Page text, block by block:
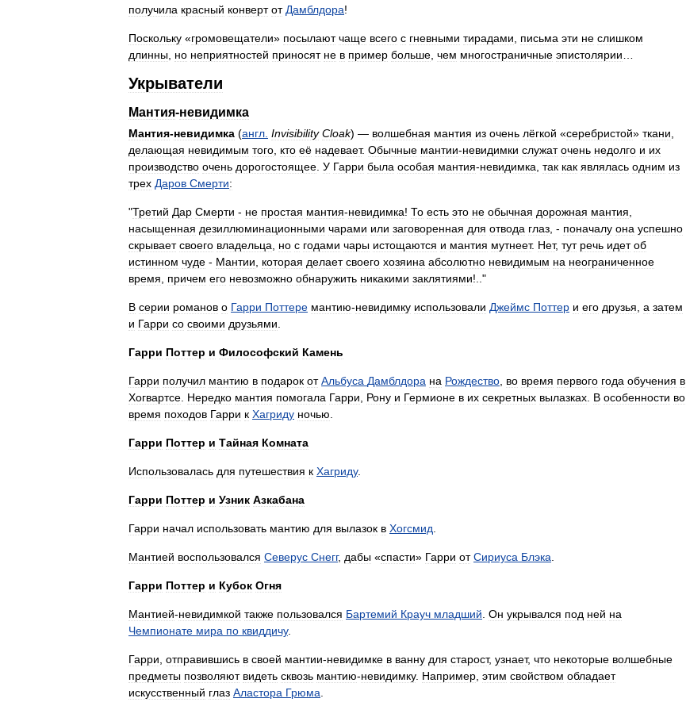
получила красный конверт от Дамблдора!
Поскольку «громовещатели» посылают чаще всего с гневными тирадами письма эти не слишком
длинны но неприятностей приносят не в пример больше чем многостраничные эпистолярии
Укрыватели
Мантия-невидимка
Мантия-невидимка (англ Invisibility Cloak) — волшебная мантия из очень лёгкой «серебристой» ткани
делающая невидимым того кто её надевает. Обычные мантии-невидимки служат очень недолго и их
производство очень дорогостоящее У Гарри была особая мантия-невидимка так как являлась одним из
трех Даров Смерти:
"Третий Дар Смерти - не простая мантия-невидимка! То есть это не обычная дорожная мантия
насыщенная дезиллюминационными чарами или заговоренная для отвода глаз , - поначалу она успешно
скрывает своего владельца но с годами чары истощаются и мантия мутнеет. Нет, тут речь идет об
истинном чуде - Мантии которая делает своего хозяина абсолютно невидимым на неограниченное
время
причем его невозможно обнаружить никакими заклятиями!.."
В серии романов о Гарри Поттере мантию-невидимку использовали Джеймс Поттер и его друзья а затем
и Гарри со своими друзьями
Гарри Поттер и Философский Камень
Гарри получил мантию в подарок от Альбуса Дамблдора на Рождество во время первого года обучения в
Хогвартсе Нередко мантия помогала Гарри Рону и Гермионе в их секретных вылазках В особенности во
время походов Гарри к Хагриду ночью
Гарри Поттер и Тайная Комната
Использовалась для путешествия к Хагриду.
Гарри Поттер и Узник Азкабана
Гарри начал использовать мантию для вылазок в Хогсмид
Мантией воспользовался Северус Снегг, дабы «спасти» Гарри от Сириуса Блэка
Гарри Поттер и Кубок Огня
Мантией-невидимкой также пользовался Бартемий Крауч младший Он укрывался под ней на
Чемпионате мира по квиддичу.
Гарри отправившись в своей мантии-невидимке в ванну для старост, узнает, что некоторые волшебные
предметы позволяют видеть сквозь мантию-невидимку. Например этим свойством обладает
искусственный глаз Аластора Грюма